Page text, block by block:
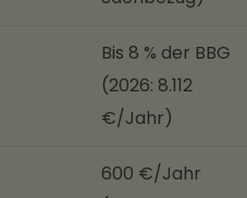
Bis 8 % der BBG
(2026: 8.112
€/Jahr)
600 €/Jahr